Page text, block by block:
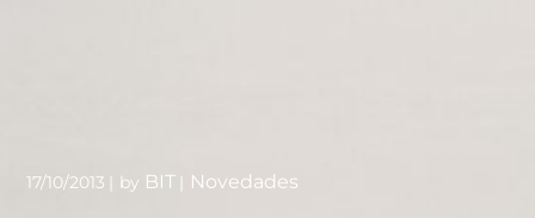
17/10/2013 by BIT Novedades